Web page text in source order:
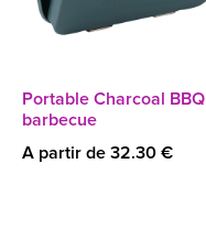
Portable Charcoal BBQ
barbecue
A partir de 32.30 €